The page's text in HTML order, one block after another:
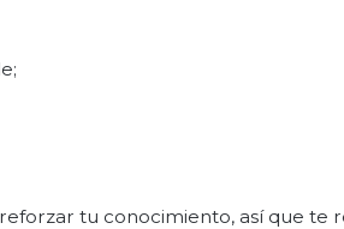
tu conocimiento, así que te